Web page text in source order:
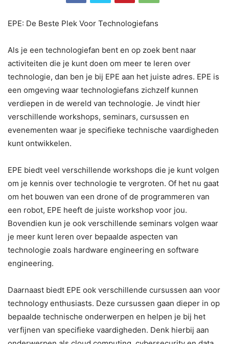
EPE: De Beste Plek Voor Technologiefans
Als je een technologiefan bent en op zoek bent naar
activiteiten die je kunt doen om meer te leren over
technologie, dan ben je bij EPE aan het juiste adres. EPE is
een omgeving waar technologiefans zichzelf kunnen
verdiepen in de wereld van technologie. Je vindt hier
verschillende workshops, seminars, cursussen en
evenementen waar je specifieke technische vaardigheden
kunt ontwikkelen.
EPE biedt veel verschillende workshops die je kunt volgen
om je kennis over technologie te vergroten. Of het nu gaat
om het bouwen van een drone of de programmeren van
een robot, EPE heeft de juiste workshop voor jou.
Bovendien kun je ook verschillende seminars volgen waar
je meer kunt leren over bepaalde aspecten van
technologie zoals hardware engineering en software
engineering.
Daarnaast biedt EPE ook verschillende cursussen aan voor
technology enthusiasts. Deze cursussen gaan dieper in op
bepaalde technische onderwerpen en helpen je bij het
verfijnen van specifieke vaardigheden. Denk hierbij aan